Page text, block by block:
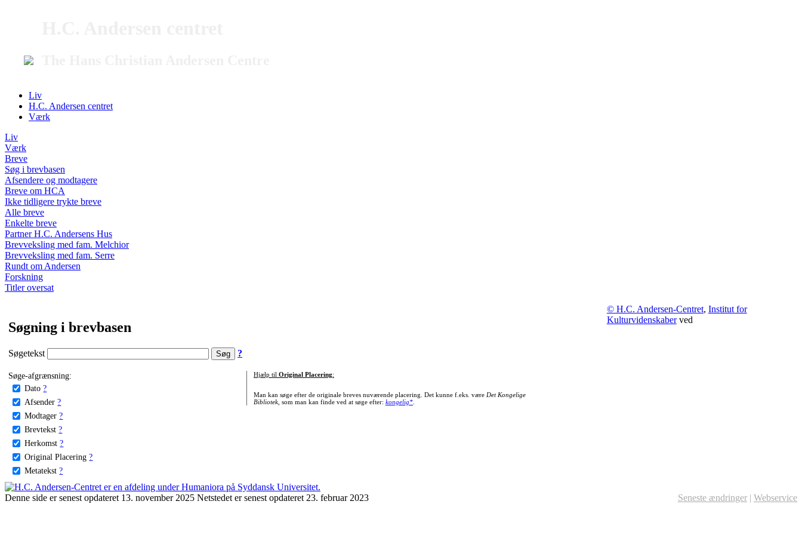
Liv
H.C. Andersen centret
Værk
Liv
Værk
Breve
Søg i brevbasen
Afsendere og modtagere
Breve om HCA
Ikke tidligere trykte breve
Alle breve
Enkelte breve
Partner H.C. Andersens Hus
Brevveksling med fam. Melchior
Brevveksling med fam. Serre
Rundt om Andersen
Forskning
Titler oversat
Søgning i brevbasen
Søgetekst ?
Søge-afgrænsning:
Dato ?
Afsender ?
Modtager ?
Brevtekst ?
Herkomst ?
Original Placering ?
Metatekst ?
Hjælp til Original Placering:
Man kan søge efter de originale breves nuværende placering. Det kunne f.eks. være Det Kongelige
Bibliotek, som man kan finde ved at søge efter: kongelig*.
© H.C. Andersen-Centret, Institut for
Kulturvidenskaberved
Denne side er senest opdateret 13. november 2025 Netstedet er senest opdateret 23. februar 2023 Seneste ændringer | Webservice